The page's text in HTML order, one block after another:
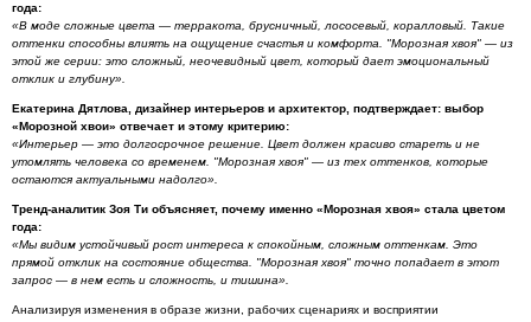
года:
«В моде сложные цвета — терракота, брусничный, лососевый, коралловый. Такие
оттенки способны влиять на ощущение счастья и комфорта. "Морозная хвоя" — из
этой же серии: это сложный, неочевидный цвет, который дает эмоциональный
отклик и глубину».
Екатерина Дятлова, дизайнер интерьеров и архитектор, подтверждает: выбор
«Морозной хвои» отвечает и этому критерию:
«Интерьер — это долгосрочное решение. Цвет должен красиво стареть и не
утомлять человека со временем. "Морозная хвоя" — из тех оттенков, которые
остаются актуальными надолго».
Тренд-аналитик Зоя Ти объясняет, почему именно «Морозная хвоя» стала цветом
года:
«Мы видим устойчивый рост интереса к спокойным, сложным оттенкам. Это
прямой отклик на состояние общества. "Морозная хвоя" точно попадает в этот
запрос — в нем есть и сложность, и тишина».
Анализируя изменения в образе жизни, рабочих сценариях и восприятии